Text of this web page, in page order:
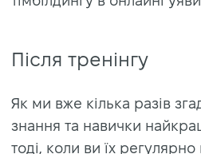
Після тренінгу
Як ми вже кілька разів
знання та навички
тоді, коли ви їх